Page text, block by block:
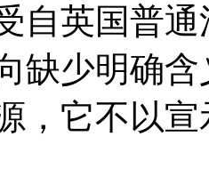
自英国普
缺少明确
，它不以